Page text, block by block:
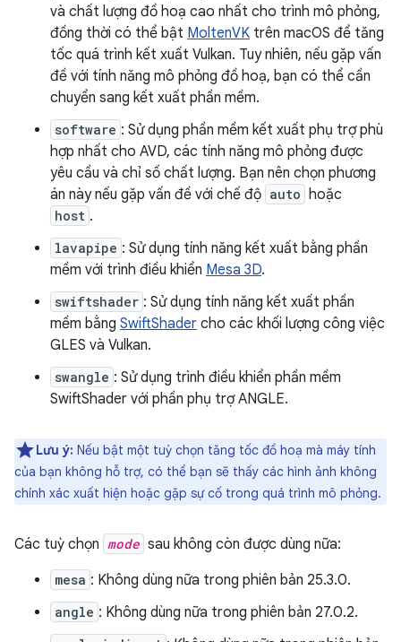
và chất lượng đồ hoạ cao nhất cho trình mô phỏng,
đồng thời có thể bật MoltenVK trên macOS để tăng
tốc quá trình kết xuất Vulkan. Tuy nhiên, nếu gặp vấn
đề với tính năng mô phỏng đồ hoạ, bạn có thể cần
chuyển sang kết xuất phần mềm.
software : Sử dụng phần mềm kết xuất phụ trợ phù
hợp nhất cho AVD, các tính năng mô phỏng được
yêu cầu và chỉ số chất lượng. Bạn nên chọn phương
án này nếu gặp vấn đề với chế độ auto hoặc
host .
lavapipe : Sử dụng tính năng kết xuất bằng phần
mềm với trình điều khiển Mesa 3D.
swiftshader : Sử dụng tính năng kết xuất phần
mềm bằng SwiftShader cho các khối lượng công việc
GLES và Vulkan.
swangle : Sử dụng trình điều khiển phần mềm
SwiftShader với phần phụ trợ ANGLE.
Lưu ý: Nếu bật một tuỳ chọn tăng tốc đồ hoạ mà máy tính
của bạn không hỗ trợ, có thể bạn sẽ thấy các hình ảnh không
chính xác xuất hiện hoặc gặp sự cố trong quá trình mô phỏng.
Các tuỳ chọn mode sau không còn được dùng nữa:
mesa : Không dùng nữa trong phiên bản 25.3.0.
angle : Không dùng nữa trong phiên bản 27.0.2.